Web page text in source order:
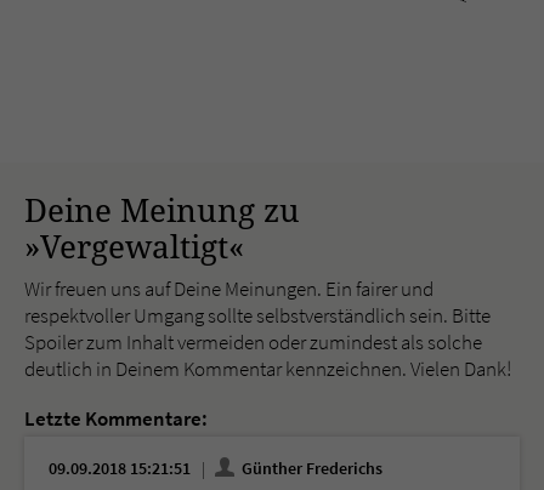
Deine Meinung zu
»Vergewaltigt«
Wir freuen uns auf Deine Meinungen. Ein fairer und
respektvoller Umgang sollte selbstverständlich sein. Bitte
Spoiler zum Inhalt vermeiden oder zumindest als solche
deutlich in Deinem Kommentar kennzeichnen. Vielen Dank!
Letzte Kommentare:
09.09.2018 15:21:51
Günther Frederichs